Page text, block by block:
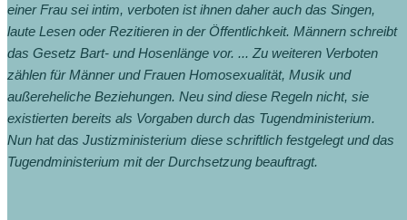
einer Frau sei intim, verboten ist ihnen daher auch das Singen,
laute Lesen oder Rezitieren in der Öffentlichkeit. Männern schreibt
das Gesetz Bart- und Hosenlänge vor. ... Zu weiteren Verboten
zählen für Männer und Frauen Homosexualität, Musik und
außereheliche Beziehungen. Neu sind diese Regeln nicht, sie
existierten bereits als Vorgaben durch das Tugendministerium.
Nun hat das Justizministerium diese schriftlich festgelegt und das
Tugendministerium mit der Durchsetzung beauftragt.